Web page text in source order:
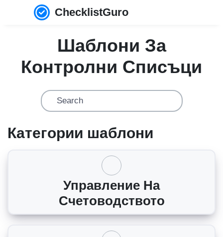
ChecklistGuro
Шаблони За
Контролни Списъци
Категории шаблони
Управление На
Счетоводството